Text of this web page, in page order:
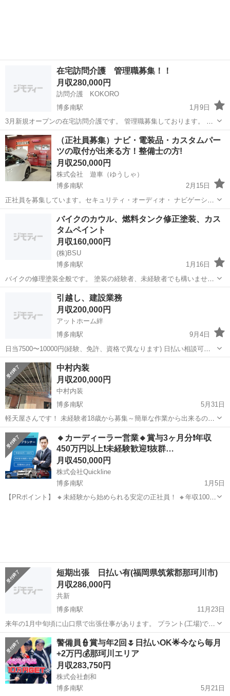
在宅訪問介護 管理職募集！！
月収280,000円
訪問介護 KOKORO
博多南駅
1月9日
3月新規オープンの在宅訪問介護です。 管理職募集しております。 介
護福祉士、実務者経験などの資格をお持ちの方学歴経験問いません。
新たな事業所ですので大変ですがやり甲斐もあると思いますのでよろ
しくお願い致します。スタッフさん...
福岡 那珂川市 博多南駅 介護福祉士
（正社員募集）ナビ・電装品・カスタムパー
ツの取付が出来る方！整備士の方!
月収250,000円
株式会社 遊車（ゆうしゃ）
博多南駅
2月15日
正社員を募集しています。セキュリティ・オーディオ・ ナビゲーショ
ン・各種エレクトリックパーツの インストールが出来る整備士。整備
士でなくても 見積りや接客経験のある方など。 車検や修理・整備、そ
してカスタムも やり...
博多南駅 整備士
バイクのカウル、燃料タンク修正塗装、カス
タムペイント
月収160,000円
(株)BSU
博多南駅
1月16日
バイクの修理塗装全般です。 塗装の経験者、未経験者でも構いませ
ん。 研修期間あり 営業時間９時～１８時 日・祝日休み 車通勤可
筑紫郡 博多南駅 その他
引越し、建設業務
月収200,000円
アットホーム絆
博多南駅
9月4日
日当7500〜10000円(経験、免許、資格で異なります) 日払い相談可
能。 寮完備。 8時から17時 残業代 ほか相談聞きます。
福岡 筑紫郡 博多南駅
中村内装
月収200,000円
中村内装
博多南駅
5月31日
軽天屋さんです！ 未経験者18歳から募集～簡単な作業から出来るので
誰でも出来ます！ 職人目指しませんか？ 約５年有れば未経験でも職人
になれると思います❕ 経験者も職人さんも募集してます。 福岡県中心
でしてます～壁、天井下...
福岡 福岡市 博多南駅 内装職人 職人
🔸カーディーラー営業🔸賞与3ヶ月分❗️年収
450万円以上❗️未経験歓迎❗️抜群…
月収450,000円
株式会社Quickline
博多南駅
1月5日
【PRポイント】 🔸未経験から始められる安定の正社員！ 🔸年収1000
短期出張 日払い有(福岡県筑紫郡那珂川市)
月収286,000円
共新
博多南駅
11月23日
来年の1月中旬頃に山口県で出張仕事があります。 プラント(工場)での
清掃、部品交換業務になります。 短期出張1～3カ月だけの業務になり
ます。 経験、年齢不問です。 交通費、道具等はこちらで用意します。
人間関係が面...
福岡 筑紫郡 博多南駅 土木 業務
警備員👮賞与年2回🌷日払いOK🌟今なら毎月
+2万円💰那珂川エリア
月収283,750円
株式会社創和
博多南駅
5月21日